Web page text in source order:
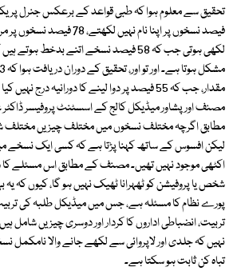
فیصد نسخوں پر اپنا نام نہیں
لکھی ہوتی جب کہ 58 فیصد نسخے اتنے بدخط
مقدار، جب کہ 55 فیصد پر دوا لینے کا دورانیہ درج
مصنف اور پشاور میڈیکل کالج کے اسسٹنٹ پروفیسر
مطابق اگرچہ مختلف نسخوں میں مختلف چیزیں مختلف
لیکن افسوس کے ساتھ کہنا پڑتا ہے کہ کسی ایک نسخے
اکٹھی موجود نہیں تھیں۔ مصنف کے مطابق اس مسئلے کا
شخص یا پروفیشن کو ٹھہرانا ٹھیک نہیں ہو گا، کیوں کہ یہ
پورے نظام کا مسئلہ ہے، جس میں میڈیکل طلبہ کی تربیت،
تربیت، انضباطی اداروں کا کردار اور دوسری چیزیں شامل
نہیں کہ جلدی اور لاپروائی سے لکھے جانے والا
تباہ کن ثابت ہو سکتا ہے۔